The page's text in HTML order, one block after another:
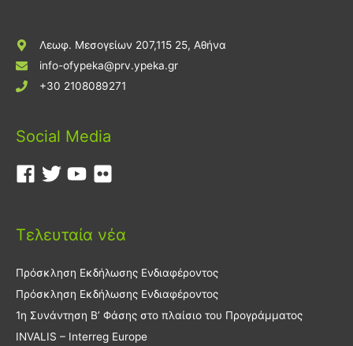
Λεωφ. Μεσογείων 207,115 25, Αθήνα
info-ofypeka@prv.ypeka.gr
+30 2108089271
Social Media
Τελευταία νέα
Πρόσκληση Εκδήλωσης Ενδιαφέροντος
Πρόσκληση Εκδήλωσης Ενδιαφέροντος
1η Συνάντηση Β’ Φάσης στο πλαίσιο του Προγράμματος
INVALIS – Interreg Europe